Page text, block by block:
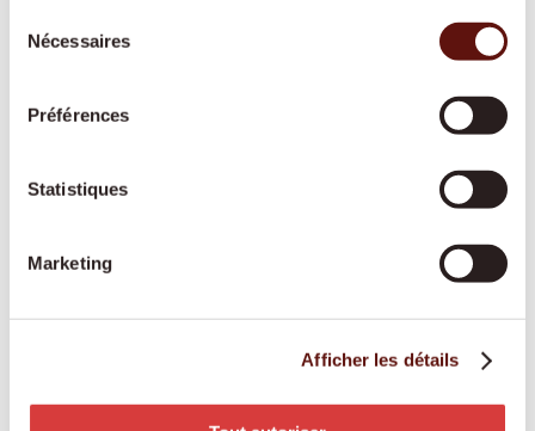
Nécessaires
Préférences
Statistiques
Marketing
Afficher les détails
Soins de base
corporels et la mobilité, reconnue par les
rémunération équitable, d’une formation et